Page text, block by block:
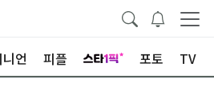
언 피플 포토 TV